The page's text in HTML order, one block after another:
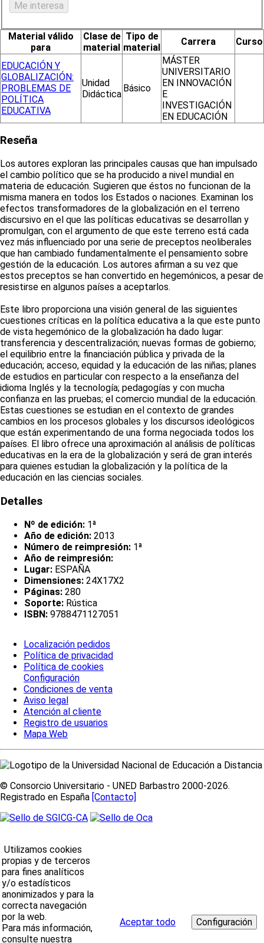
Material válido
para
Clase de
material
Tipo de
material
Carrera Curso
EDUCACIÓN Y
GLOBALIZACIÓN:
PROBLEMAS DE
POLÍTICA
EDUCATIVA
Unidad
Didáctica
Básico
MÁSTER
UNIVERSITARIO
EN INNOVACIÓN
E
INVESTIGACIÓN
EN EDUCACIÓN
Reseña
Los autores exploran las principales causas que han impulsado
el cambio político que se ha producido a nivel mundial en
materia de educación. Sugieren que éstos no funcionan de la
misma manera en todos los Estados o naciones. Examinan los
efectos transformadores de la globalización en el terreno
discursivo en el que las políticas educativas se desarrollan y
promulgan, con el argumento de que este terreno está cada
vez más influenciado por una serie de preceptos neoliberales
que han cambiado fundamentalmente el pensamiento sobre
gestión de la educación. Los autores afirman a su vez que
estos preceptos se han convertido en hegemónicos, a pesar de
resistirse en algunos países a aceptarlos.
Este libro proporciona una visión general de las siguientes
cuestiones críticas en la política educativa a la que este punto
de vista hegemónico de la globalización ha dado lugar:
transferencia y descentralización; nuevas formas de gobierno;
el equilibrio entre la financiación pública y privada de la
educación; acceso, equidad y la educación de las niñas; planes
de estudios en particular con respecto a la enseñanza del
idioma Inglés y la tecnología; pedagogías y con mucha
confianza en las pruebas; el comercio mundial de la educación.
Estas cuestiones se estudian en el contexto de grandes
cambios en los procesos globales y los discursos ideológicos
que están experimentando de una forma negociada todos los
países. El libro ofrece una aproximación al análisis de políticas
educativas en la era de la globalización y será de gran interés
para quienes estudian la globalización y la política de la
educación en las ciencias sociales.
Detalles
Nº de edición: 1ª
Año de edición: 2013
Número de reimpresión: 1ª
Año de reimpresión:
Lugar: ESPAÑA
Dimensiones: 24X17X2
Páginas: 280
Soporte: Rústica
ISBN: 9788471127051
Localización pedidos
Política de privacidad
Política de cookies
Configuración
Condiciones de venta
Aviso legal
Atención al cliente
Registro de usuarios
Mapa Web
© Consorcio Universitario - UNED Barbastro 2000-2026.
Registrado en España [Contacto]
Utilizamos cookies
propias y de terceros
para fines analíticos
y/o estadísticos
anonimizados y para la
correcta navegación
por la web.
Para más información,
consulte nuestra
Aceptar todo